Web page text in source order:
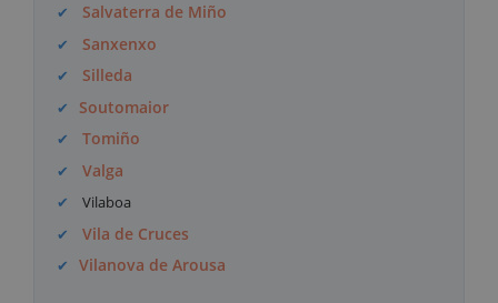
Salvaterra de Miño
Sanxenxo
Silleda
Soutomaior
Tomiño
Valga
Vilaboa
Vila de Cruces
Vilanova de Arousa